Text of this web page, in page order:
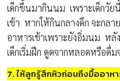
เด็กขึ้นมากินนม เพราะเด็กวั
เช้า หากให้กินกลางดึก จะกลา
อาหารเช้าเพราะยังอิ่มนม ห
เด็กเริ่มฝึก ดูดจากหลอดหรือดื่
7. ให้ลูกรู้สึกหิวก่อนถึงมื้ออาห